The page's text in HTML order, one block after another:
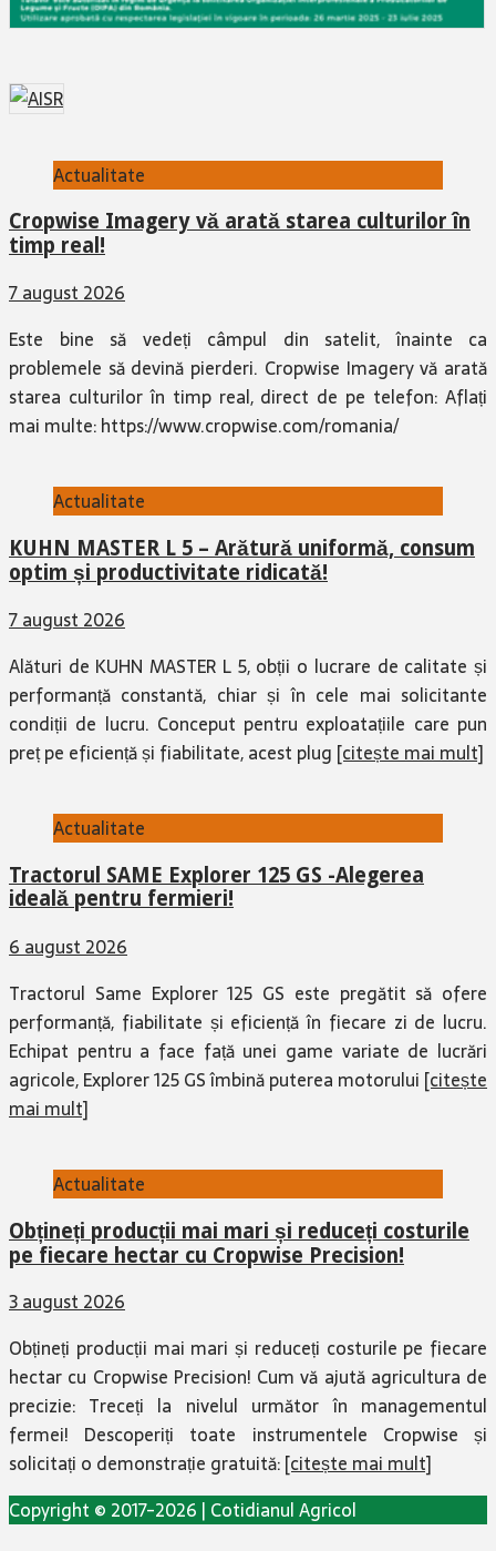
Actualitate
Cropwise Imagery vă arată starea culturilor în
timp real!
7 august 2026
Este bine să vedeți câmpul din satelit, înainte ca
problemele să devină pierderi. Cropwise Imagery vă arată
starea culturilor în timp real, direct de pe telefon: Aflați
mai multe: https://www.cropwise.com/romania/
Actualitate
KUHN MASTER L 5 – Arătură uniformă, consum
optim și productivitate ridicată!
7 august 2026
Alături de KUHN MASTER L 5, obții o lucrare de calitate și
performanță constantă, chiar și în cele mai solicitante
condiții de lucru. Conceput pentru exploatațiile care pun
preț pe eficiență și fiabilitate, acest plug [citește mai mult]
Actualitate
Tractorul SAME Explorer 125 GS -Alegerea
ideală pentru fermieri!
6 august 2026
Tractorul Same Explorer 125 GS este pregătit să ofere
performanță, fiabilitate și eficiență în fiecare zi de lucru.
Echipat pentru a face față unei game variate de lucrări
agricole, Explorer 125 GS îmbină puterea motorului [citește
mai mult]
Actualitate
Obțineți producții mai mari și reduceți costurile
pe fiecare hectar cu Cropwise Precision!
3 august 2026
Obțineți producții mai mari și reduceți costurile pe fiecare
hectar cu Cropwise Precision! Cum vă ajută agricultura de
precizie: Treceți la nivelul următor în managementul
fermei! Descoperiți toate instrumentele Cropwise și
solicitați o demonstrație gratuită:[citește mai mult]
Copyright © 2017-2026 | Cotidianul Agricol